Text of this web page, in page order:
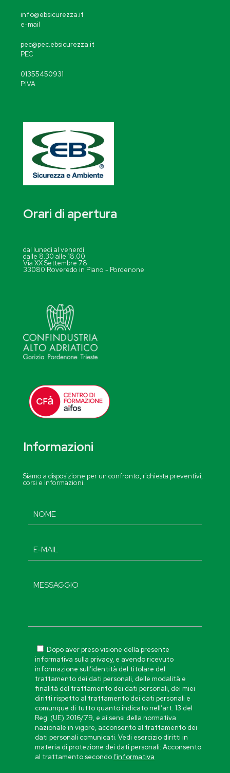
info@ebsicurezza.it
e-mail
pec@pec.ebsicurezza.it
PEC
01355450931
P.IVA
Orari di apertura
dal lunedì al venerdì
dalle 8.30 alle 18.00
Via XX Settembre 78
33080 Roveredo in Piano - Pordenone
Informazioni
Siamo a disposizione per un confronto, richiesta preventivi,
corsi e informazioni.
Dopo aver preso visione della presente
informativa sulla privacy, e avendo ricevuto
informazione sull’identità del titolare del
trattamento dei dati personali, delle modalità e
finalità del trattamento dei dati personali, dei miei
diritti rispetto al trattamento dei dati personali e
comunque di tutto quanto indicato nell’art. 13 del
Reg. (UE) 2016/79, e ai sensi della normativa
nazionale in vigore, acconsento al trattamento dei
dati personali comunicati. Vedi esercizio diritti in
materia di protezione dei dati personali: Acconsento
al trattamento secondol’informativa